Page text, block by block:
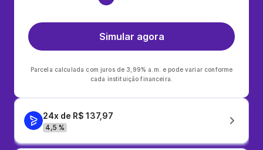
Simular agora
Parcela calculada com juros de 3,99% a.m. e pode variar conforme
cada instituição financeira.
24x de R$ 137,97
4,5 %